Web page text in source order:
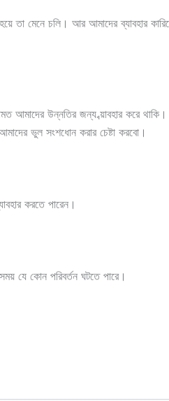
তা মেনে চলি। আর আমাদের ব্যাবহার
আমাদের উন্নতির জন্য ব্য়াবহার করে
ভুল সংশধোন করার চেষ্টা করবো।
করতে পারেন।
যে কোন পরিবর্তন ঘটতে পারে।